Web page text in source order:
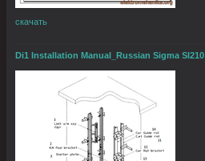
скачать
Di1 Installation Manual_Russian Sigma SI210